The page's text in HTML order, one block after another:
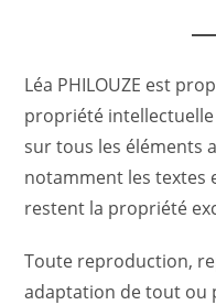
Léa PHILOUZE est
propriété
sur tous les éléments
notamment les textes
restent la propriété
Toute reproduction,
adaptation de tout ou